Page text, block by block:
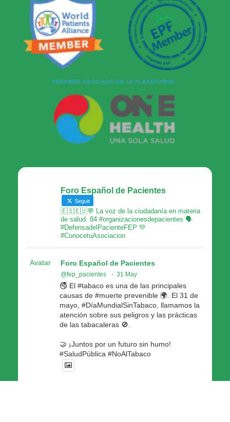
Foro Español de Pacientes
Seguir
🇪🇸🇪🇺💬 La voz de la ciudadanía en materia
de salud. 84 #organizacionesdepacientes 🗣
#DefensadelPacienteFEP 💚
#ConocetuAsociacion
Avatar Foro Español de Pacientes
@fep_pacientes · 31 May
🚭 El #tabaco es una de las principales
causas de #muerte prevenible 🌍. El 31 de
mayo, #DíaMundialSinTabaco, llamamos la
atención sobre sus peligros y las prácticas
de las tabacaleras 🚫.
🤝 ¡Juntos por un futuro sin humo!
#SaludPública #NoAlTabaco